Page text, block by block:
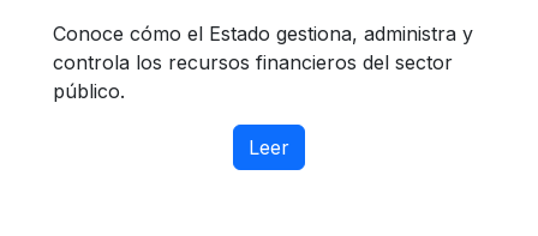
Conoce cómo el Estado gestiona, administra y
controla los recursos financieros del sector
público.
Leer